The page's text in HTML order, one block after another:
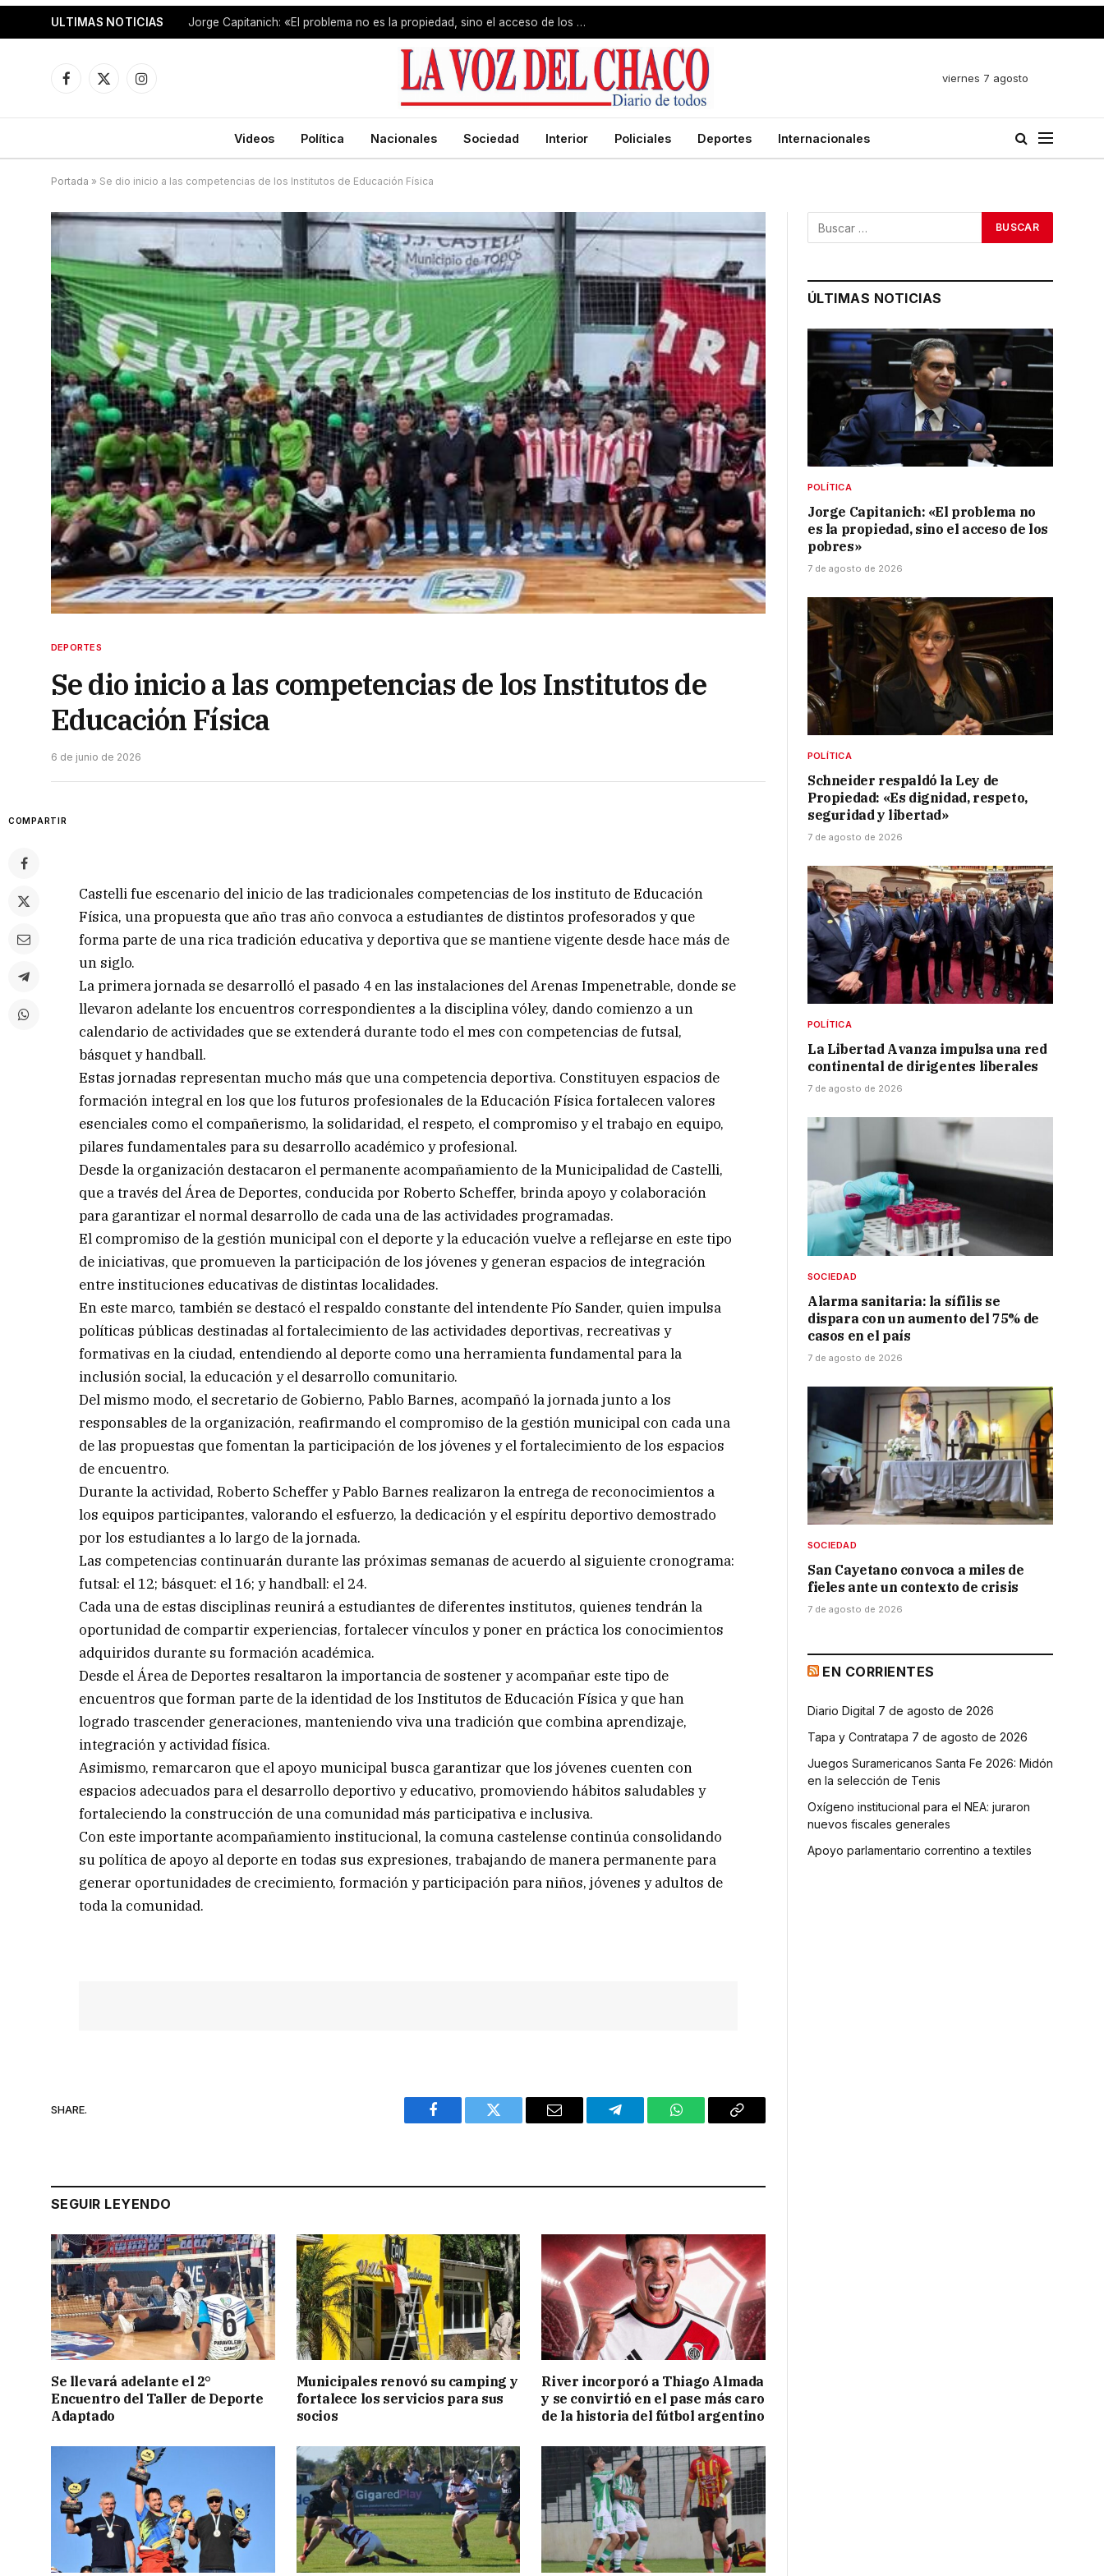
ULTIMAS NOTICIAS Jorge Capitanich: «El problema no es la propiedad, sino el acceso de los pobres»
Facebook
X
Instagram
viernes 7 agosto
Videos Política Nacionales Sociedad Interior Policiales Deportes Internacionales
Portada » Se dio inicio a las competencias de los Institutos de Educación Física
DEPORTES
Se dio inicio a las competencias de los Institutos de
Educación Física
6 de junio de 2026
COMPARTIR
Castelli fue escenario del inicio de las tradicionales competencias de los instituto de Educación
Física, una propuesta que año tras año convoca a estudiantes de distintos profesorados y que
forma parte de una rica tradición educativa y deportiva que se mantiene vigente desde hace más de
un siglo.
La primera jornada se desarrolló el pasado 4 en las instalaciones del Arenas Impenetrable, donde se
llevaron adelante los encuentros correspondientes a la disciplina vóley, dando comienzo a un
calendario de actividades que se extenderá durante todo el mes con competencias de futsal,
básquet y handball.
Estas jornadas representan mucho más que una competencia deportiva. Constituyen espacios de
formación integral en los que los futuros profesionales de la Educación Física fortalecen valores
esenciales como el compañerismo, la solidaridad, el respeto, el compromiso y el trabajo en equipo,
pilares fundamentales para su desarrollo académico y profesional.
Desde la organización destacaron el permanente acompañamiento de la Municipalidad de Castelli,
que a través del Área de Deportes, conducida por Roberto Scheffer, brinda apoyo y colaboración
para garantizar el normal desarrollo de cada una de las actividades programadas.
El compromiso de la gestión municipal con el deporte y la educación vuelve a reflejarse en este tipo
de iniciativas, que promueven la participación de los jóvenes y generan espacios de integración
entre instituciones educativas de distintas localidades.
En este marco, también se destacó el respaldo constante del intendente Pío Sander, quien impulsa
políticas públicas destinadas al fortalecimiento de las actividades deportivas, recreativas y
formativas en la ciudad, entendiendo al deporte como una herramienta fundamental para la
inclusión social, la educación y el desarrollo comunitario.
Del mismo modo, el secretario de Gobierno, Pablo Barnes, acompañó la jornada junto a los
responsables de la organización, reafirmando el compromiso de la gestión municipal con cada una
de las propuestas que fomentan la participación de los jóvenes y el fortalecimiento de los espacios
de encuentro.
Durante la actividad, Roberto Scheffer y Pablo Barnes realizaron la entrega de reconocimientos a
los equipos participantes, valorando el esfuerzo, la dedicación y el espíritu deportivo demostrado
por los estudiantes a lo largo de la jornada.
Las competencias continuarán durante las próximas semanas de acuerdo al siguiente cronograma:
futsal: el 12; básquet: el 16; y handball: el 24.
Cada una de estas disciplinas reunirá a estudiantes de diferentes institutos, quienes tendrán la
oportunidad de compartir experiencias, fortalecer vínculos y poner en práctica los conocimientos
adquiridos durante su formación académica.
Desde el Área de Deportes resaltaron la importancia de sostener y acompañar este tipo de
encuentros que forman parte de la identidad de los Institutos de Educación Física y que han
logrado trascender generaciones, manteniendo viva una tradición que combina aprendizaje,
integración y actividad física.
Asimismo, remarcaron que el apoyo municipal busca garantizar que los jóvenes cuenten con
espacios adecuados para el desarrollo deportivo y educativo, promoviendo hábitos saludables y
fortaleciendo la construcción de una comunidad más participativa e inclusiva.
Con este importante acompañamiento institucional, la comuna castelense continúa consolidando
su política de apoyo al deporte en todas sus expresiones, trabajando de manera permanente para
generar oportunidades de crecimiento, formación y participación para niños, jóvenes y adultos de
toda la comunidad.
SHARE.
Facebook Twitter Email Telegram WhatsAppCopy
SEGUIR LEYENDO
Se llevará adelante el 2°
Encuentro del Taller de Deporte
Adaptado
Municipales renovó su camping y
fortalece los servicios para sus
socios
River incorporó a Thiago Almada
y se convirtió en el pase más caro
de la historia del fútbol argentino
ÚLTIMAS NOTICIAS
POLÍTICA
Jorge Capitanich: «El problema no
es la propiedad, sino el acceso de los
pobres»
7 de agosto de 2026
POLÍTICA
Schneider respaldó la Ley de
Propiedad: «Es dignidad, respeto,
seguridad y libertad»
7 de agosto de 2026
POLÍTICA
La Libertad Avanza impulsa una red
continental de dirigentes liberales
7 de agosto de 2026
SOCIEDAD
Alarma sanitaria: la sífilis se
dispara con un aumento del 75% de
casos en el país
7 de agosto de 2026
SOCIEDAD
San Cayetano convoca a miles de
fieles ante un contexto de crisis
7 de agosto de 2026
EN CORRIENTES
Diario Digital 7 de agosto de 2026
Tapa y Contratapa 7 de agosto de 2026
Juegos Suramericanos Santa Fe 2026: Midón
en la selección de Tenis
Oxígeno institucional para el NEA: juraron
nuevos fiscales generales
Apoyo parlamentario correntino a textiles